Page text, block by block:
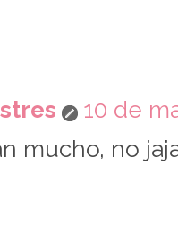
10 de
mucho, no